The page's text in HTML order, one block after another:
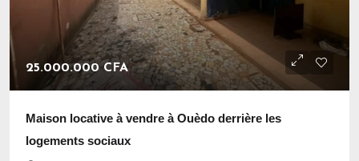
25.000.000 CFA
Maison locative à vendre à Ouèdo derrière les
logements sociaux